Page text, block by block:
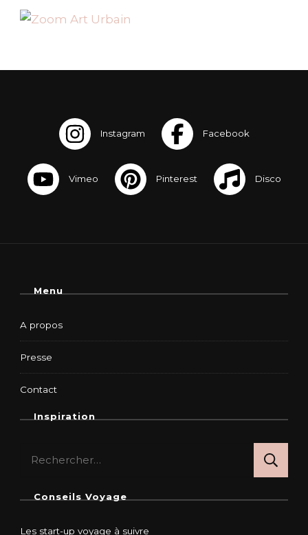
Menu
A propos
Presse
Contact
Inspiration
Conseils Voyage
Les start-up voyage à suivre